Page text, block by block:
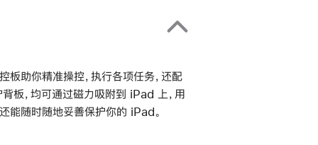
助你精准操控，执行各项任务，还配
板，均可通过磁力吸附到 iPad 上，用
能随时随地妥善保护你的 iPad。